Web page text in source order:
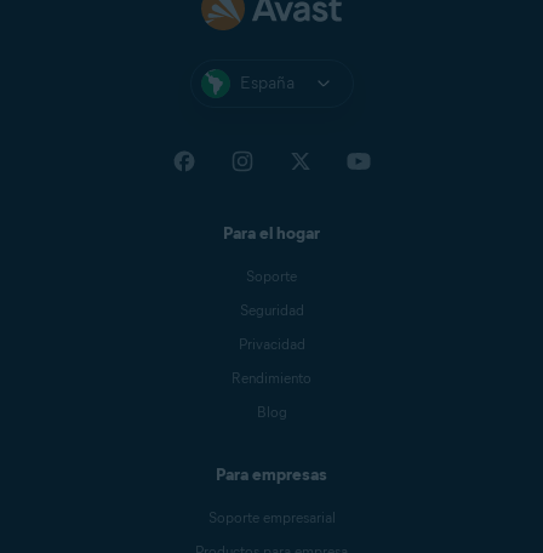
España
Para el hogar
Soporte
Seguridad
Privacidad
Rendimiento
Blog
Para empresas
Soporte empresarial